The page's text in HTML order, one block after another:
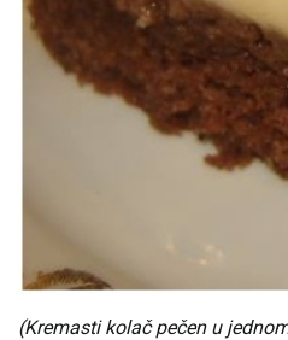
(Kremasti kolač pečen u